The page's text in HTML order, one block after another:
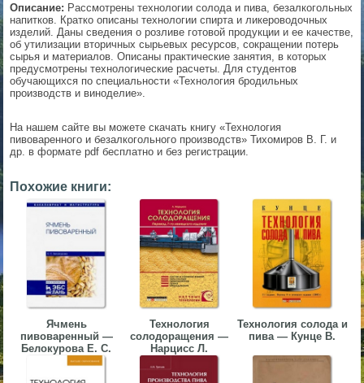
Описание: Рассмотрены технологии солода и пива, безалкогольных
напитков. Кратко описаны технологии спирта и ликероводочных
изделий. Даны сведения о розливе готовой продукции и ее качестве,
об утилизации вторичных сырьевых ресурсов, сокращении потерь
сырья и материалов. Описаны практические занятия, в которых
предусмотрены технологические расчеты. Для студентов
обучающихся по специальности «Технология бродильных
производств и виноделие».
На нашем сайте вы можете скачать книгу «Технология
пивоваренного и безалкогольного производств» Тихомиров В. Г. и
др. в формате pdf бесплатно и без регистрации.
Похожие книги:
Ячмень
пивоваренный —
Белокурова Е. С.
Технология
солодоращения —
Нарцисс Л.
Технология солода и
пива — Кунце В.
▼
▼